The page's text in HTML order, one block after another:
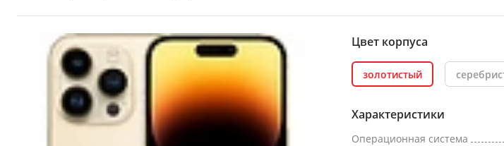
Цвет корпуса
золотистый
Характеристики
Операционная система